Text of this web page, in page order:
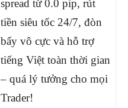
spread từ 0.0 pip, rút
tiền siêu tốc 24/7, đòn
bẩy vô cực và hỗ trợ
tiếng Việt toàn thời gian
– quá lý tưởng cho mọi
Trader!